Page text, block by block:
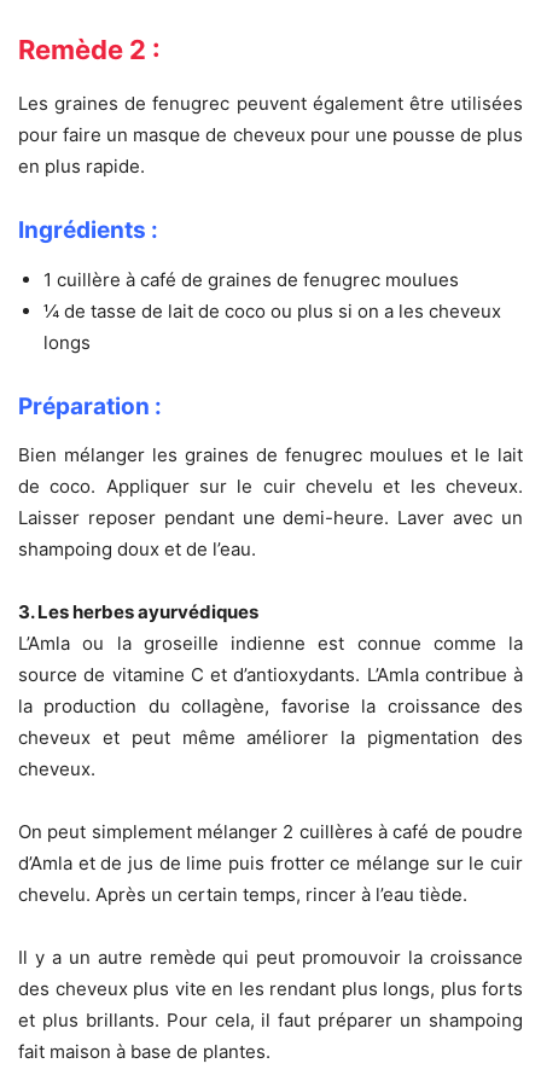
Remède 2 :
Les graines de fenugrec peuvent également être utilisées
pour faire un masque de cheveux pour une pousse de plus
en plus rapide.
Ingrédients :
1 cuillère à café de graines de fenugrec moulues
¼ de tasse de lait de coco ou plus si on a les cheveux
longs
Préparation :
Bien mélanger les graines de fenugrec moulues et le lait
de coco. Appliquer sur le cuir chevelu et les cheveux.
Laisser reposer pendant une demi-heure. Laver avec un
shampoing doux et de l’eau.
3. Les herbes ayurvédiques
L’Amla ou la groseille indienne est connue comme la
source de vitamine C et d’antioxydants. L’Amla contribue à
la production du collagène, favorise la croissance des
cheveux et peut même améliorer la pigmentation des
cheveux.
On peut simplement mélanger 2 cuillères à café de poudre
d’Amla et de jus de lime puis frotter ce mélange sur le cuir
chevelu. Après un certain temps, rincer à l’eau tiède.
Il y a un autre remède qui peut promouvoir la croissance
des cheveux plus vite en les rendant plus longs, plus forts
et plus brillants. Pour cela, il faut préparer un shampoing
fait maison à base de plantes.